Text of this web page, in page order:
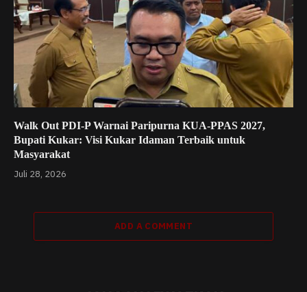
Walk Out PDI-P Warnai Paripurna KUA-PPAS 2027,
Bupati Kukar: Visi Kukar Idaman Terbaik untuk
Masyarakat
Juli 28, 2026
ADD A COMMENT